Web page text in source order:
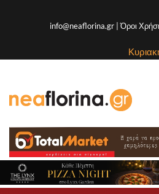
info@neaflorina.gr |Όροι